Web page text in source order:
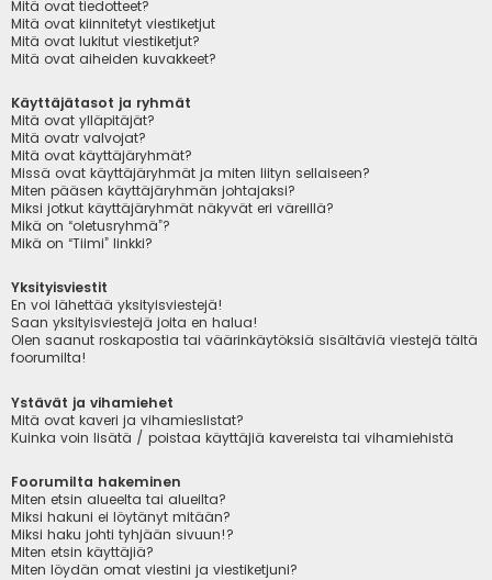
Mitä ovat tiedotteet?
Mitä ovat kiinnitetyt viestiketjut
Mitä ovat lukitut viestiketjut?
Mitä ovat aiheiden kuvakkeet?
Käyttäjätasot ja ryhmät
Mitä ovat ylläpitäjät?
Mitä ovatr valvojat?
Mitä ovat käyttäjäryhmät?
Missä ovat käyttäjäryhmät ja miten liityn sellaiseen?
Miten pääsen käyttäjäryhmän johtajaksi?
Miksi jotkut käyttäjäryhmät näkyvät eri väreillä?
Mikä on “oletusryhmä”?
Mikä on “Tiimi” linkki?
Yksityisviestit
En voi lähettää yksityisviestejä!
Saan yksityisviestejä joita en halua!
Olen saanut roskapostia tai väärinkäytöksiä sisältäviä viestejä tältä
foorumilta!
Ystävät ja vihamiehet
Mitä ovat kaveri ja vihamieslistat?
Kuinka voin lisätä / poistaa käyttäjiä kavereista tai vihamiehistä
Foorumilta hakeminen
Miten etsin alueelta tai alueilta?
Miksi hakuni ei löytänyt mitään?
Miksi haku johti tyhjään sivuun!?
Miten etsin käyttäjiä?
Miten löydän omat viestini ja viestiketjuni?